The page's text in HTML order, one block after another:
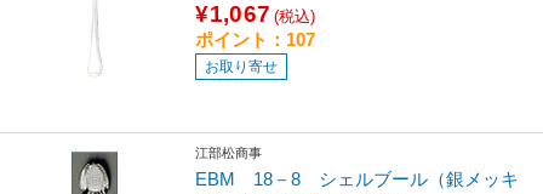
¥1,067 (税込)
ポイント：107
お取り寄せ
江部松商事
EBM 18－8 シェルブール（銀メッキ